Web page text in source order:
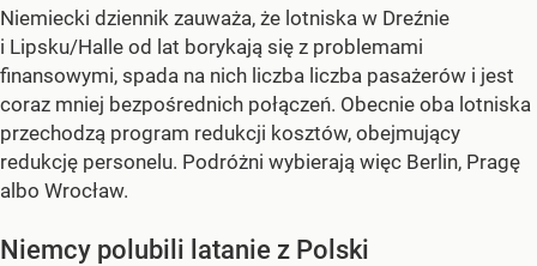
Niemiecki dziennik zauważa, że lotniska w Dreźnie
i Lipsku/Halle od lat borykają się z problemami
finansowymi, spada na nich liczba liczba pasażerów i jest
coraz mniej bezpośrednich połączeń. Obecnie oba lotniska
przechodzą program redukcji kosztów, obejmujący
redukcję personelu. Podróżni wybierają więc Berlin, Pragę
albo Wrocław.
Niemcy polubili latanie z Polski